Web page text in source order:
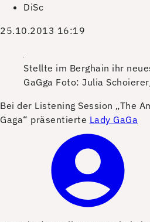
DiSc
25.10.2013 16:19
Stellte im Berghain ihr
GaGga Foto: Julia
Bei der Listening Session „The
Gaga“ präsentierte Lady GaGa